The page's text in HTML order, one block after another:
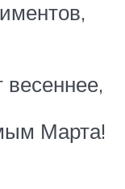
весеннее,
Марта!